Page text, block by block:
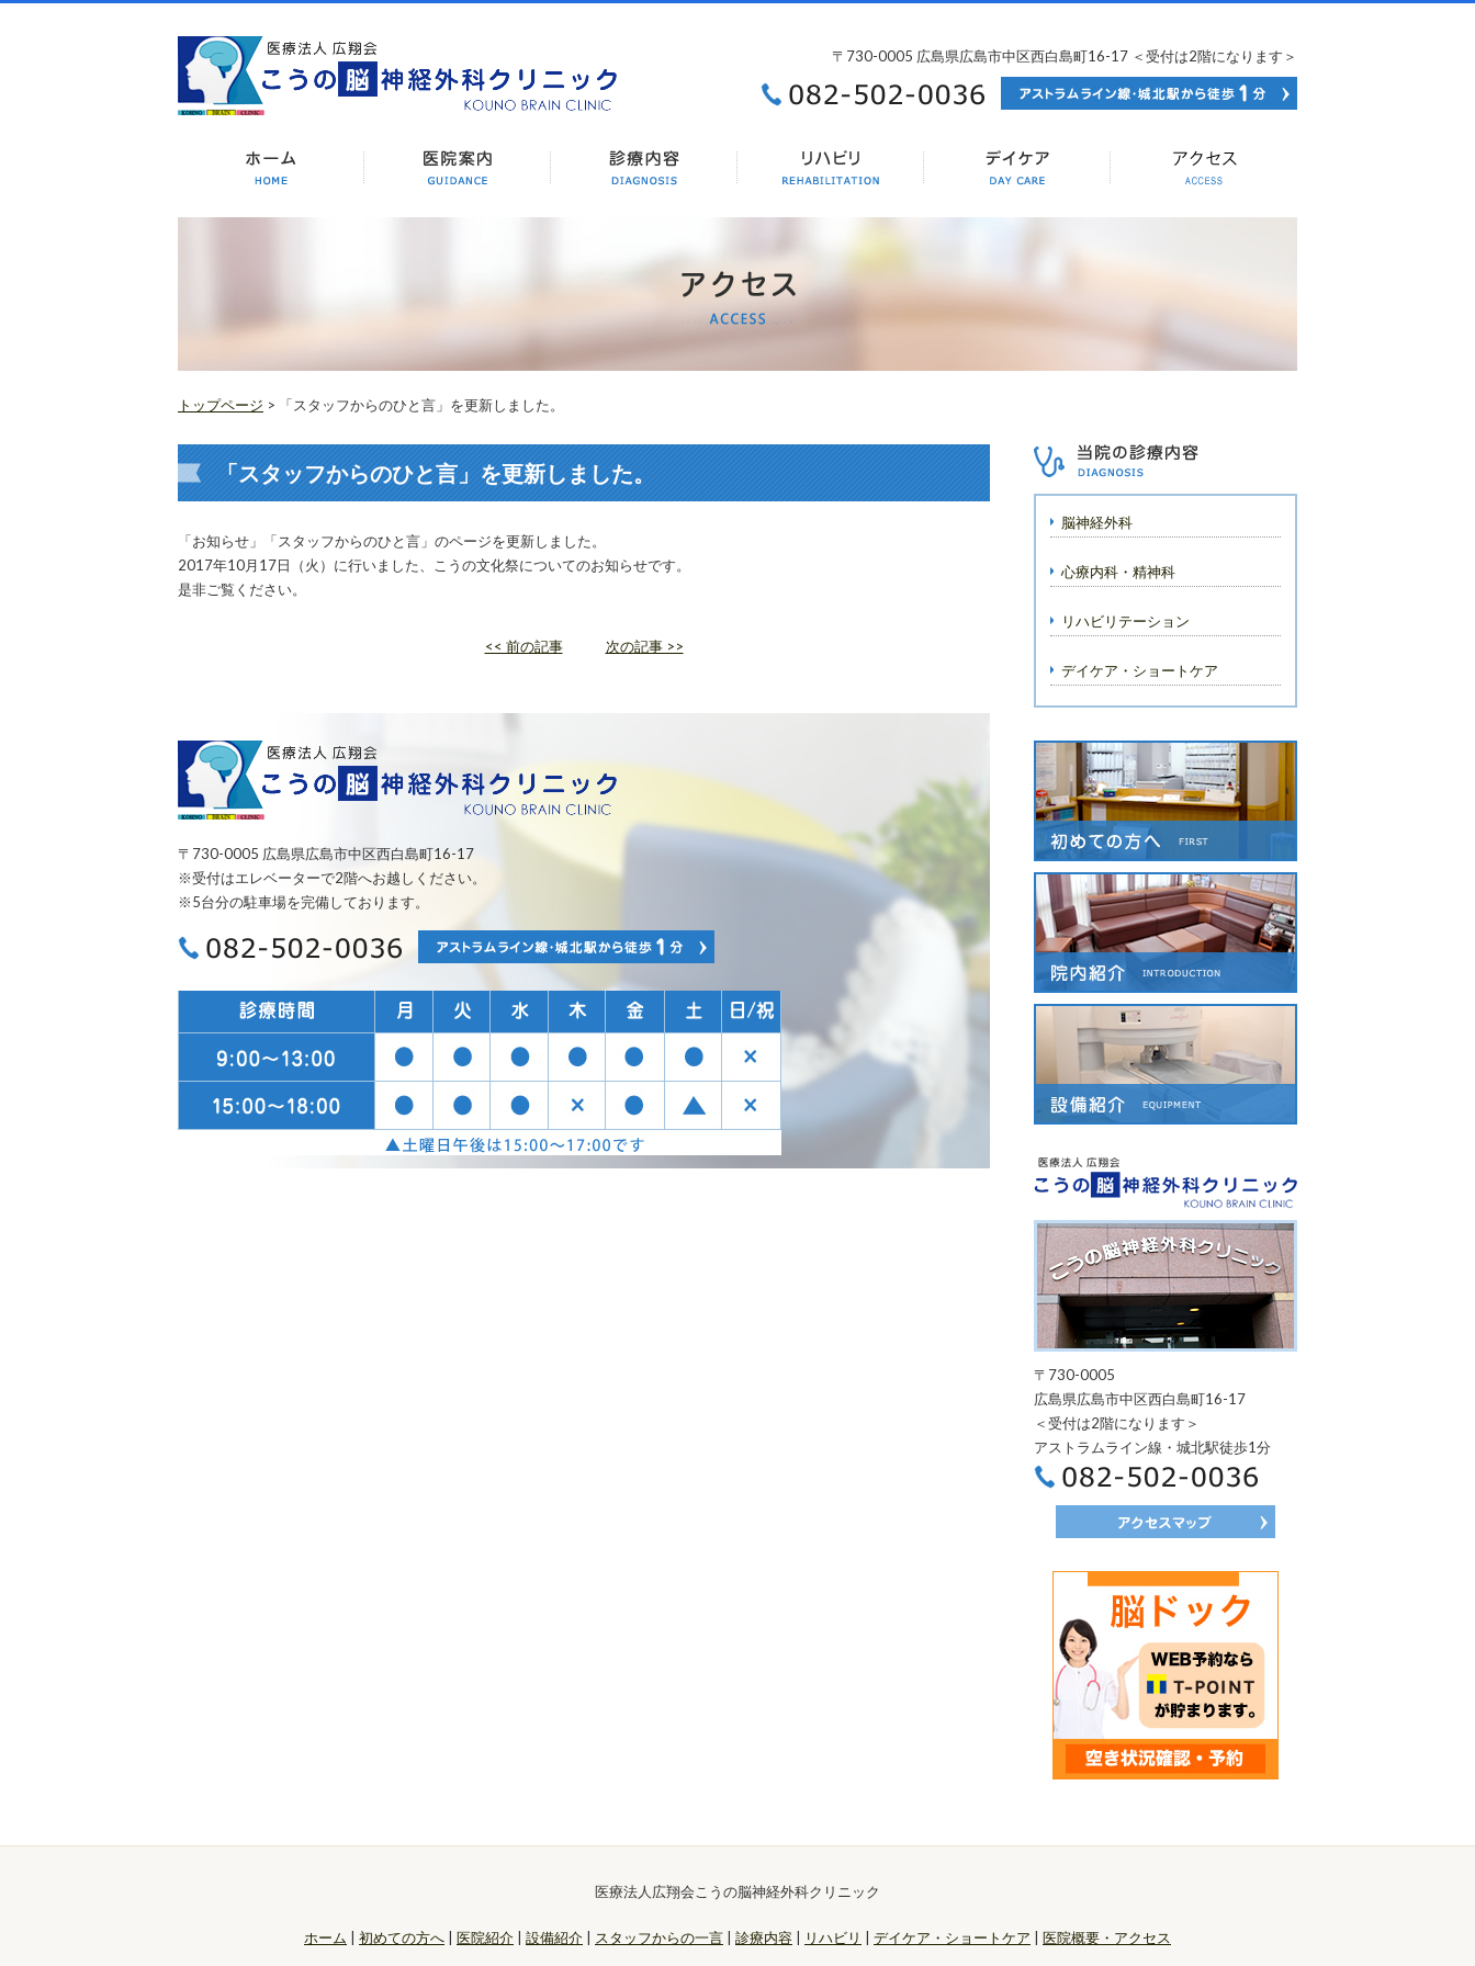
〒730-0005 広島県広島市中区西白島町16-17 ＜受付は2階になります＞
082-502-0036
トップページ > 「スタッフからのひと言」を更新しました。
「スタッフからのひと言」を更新しました。
「お知らせ」「スタッフからのひと言」のページを更新しました。
2017年10月17日（火）に行いました、こうの文化祭についてのお知らせです。
是非ご覧ください。
<< 前の記事 次の記事 >>
こうの脳神経外科クリニック
〒730-0005 広島県広島市中区西白島町16-17
※受付はエレベーターで2階へお越しください。
※5台分の駐車場を完備しております。
082-502-0036
脳神経外科
心療内科・精神科
リハビリテーション
デイケア・ショートケア
〒730-0005
広島県広島市中区西白島町16-17
＜受付は2階になります＞
アストラムライン線・城北駅徒歩1分
医療法人広翔会こうの脳神経外科クリニック
ホーム 初めての方へ 医院紹介 設備紹介 スタッフからの一言 診療内容 リハビリ デイケア・ショートケア 医院概要・アクセス